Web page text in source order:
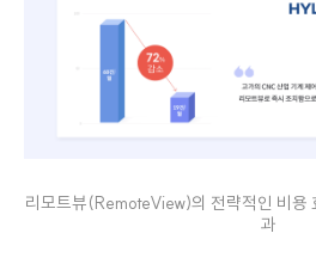
리모트뷰(RemoteView)의 전략적인 비용
과